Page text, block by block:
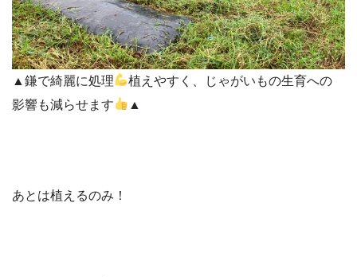
▲鎌で綺麗に処理
植えやすく、じゃがいもの生育への
影響も減らせます
▲
あとは植えるのみ！